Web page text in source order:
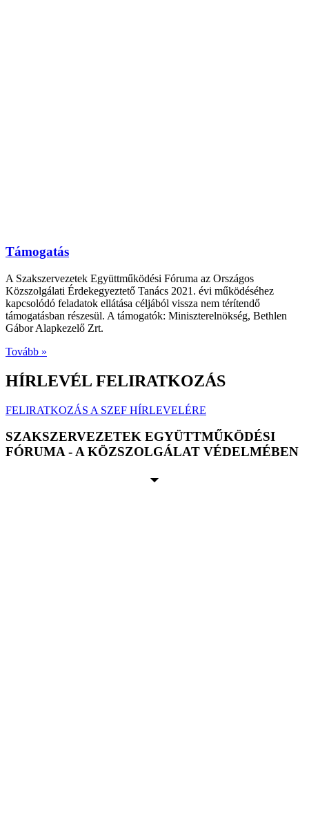
Támogatás
A Szakszervezetek Együttműködési Fóruma az Országos
Közszolgálati Érdekegyeztető Tanács 2021. évi működéséhez
kapcsolódó feladatok ellátása céljából vissza nem térítendő
támogatásban részesül. A támogatók: Miniszterelnökség, Bethlen
Gábor Alapkezelő Zrt.
Tovább »
HÍRLEVÉL FELIRATKOZÁS
FELIRATKOZÁS A SZEF HÍRLEVELÉRE
SZAKSZERVEZETEK EGYÜTTMŰKÖDÉSI
FÓRUMA - A KÖZSZOLGÁLAT VÉDELMÉBEN